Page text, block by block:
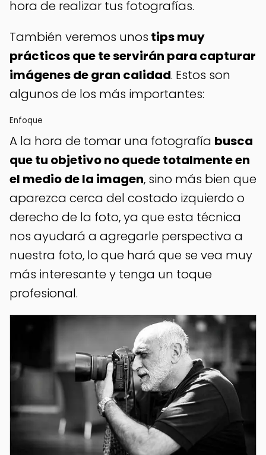
hora de realizar tus fotografías.
También veremos unos tips muy
prácticos que te servirán para capturar
imágenes de gran calidad. Estos son
algunos de los más importantes:
Enfoque
A la hora de tomar una fotografía busca
que tu objetivo no quede totalmente en
el medio de la imagen, sino más bien que
aparezca cerca del costado izquierdo o
derecho de la foto, ya que esta técnica
nos ayudará a agregarle perspectiva a
nuestra foto, lo que hará que se vea muy
más interesante y tenga un toque
profesional.